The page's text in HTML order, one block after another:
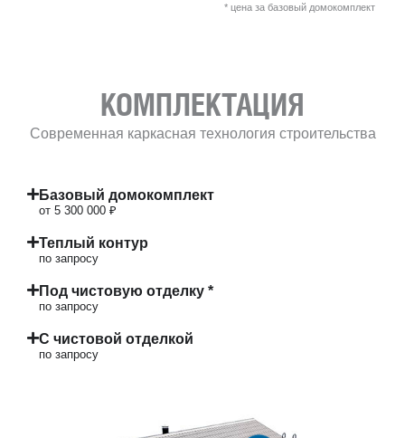
* цена за базовый домокомплект
КОМПЛЕКТАЦИЯ
Современная каркасная технология строительства
Базовый домокомплект
от 5 300 000 ₽
Теплый контур
по запросу
Под чистовую отделку *
по запросу
С чистовой отделкой
по запросу